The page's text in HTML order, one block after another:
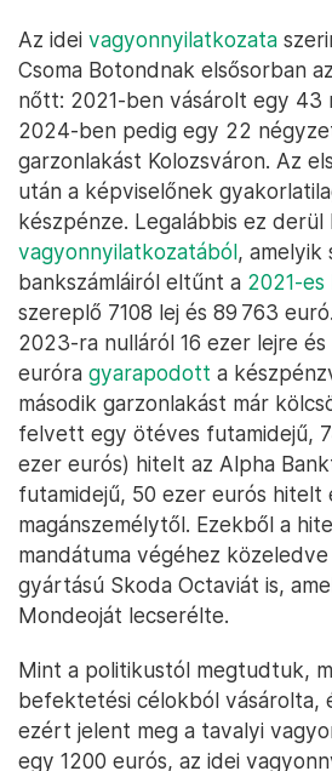
Az idei vagyonnyilatkozata
Csoma Botondnak elsősorban
nőtt: 2021-ben vásárolt egy 43
2024-ben pedig egy 22
garzonlakást Kolozsváron. Az
után a képviselőnek
készpénze. Legalábbis ez derül
vagyonnyilatkozatából, amelyik
bankszámláiról eltűnt a 2021-
szereplő 7108 lej és 89 763
2023-ra nulláról 16 ezer lejre
euróra gyarapodott a
második garzonlakást már
felvett egy ötéves futamidejű,
ezer eurós) hitelt az Alpha
futamidejű, 50 ezer eurós hitelt
magánszemélytől. Ezekből a
mandátuma végéhez
gyártású Skoda Octaviát is,
Mondeoját lecserélte.
Mint a politikustól megtudtuk,
befektetési célokból vásárolta,
ezért jelent meg a tavalyi
egy 1200 eurós, az idei